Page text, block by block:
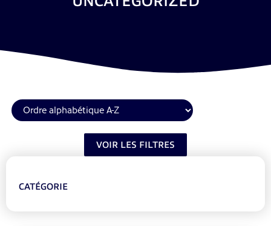
VOIR LES FILTRES
CATÉGORIE